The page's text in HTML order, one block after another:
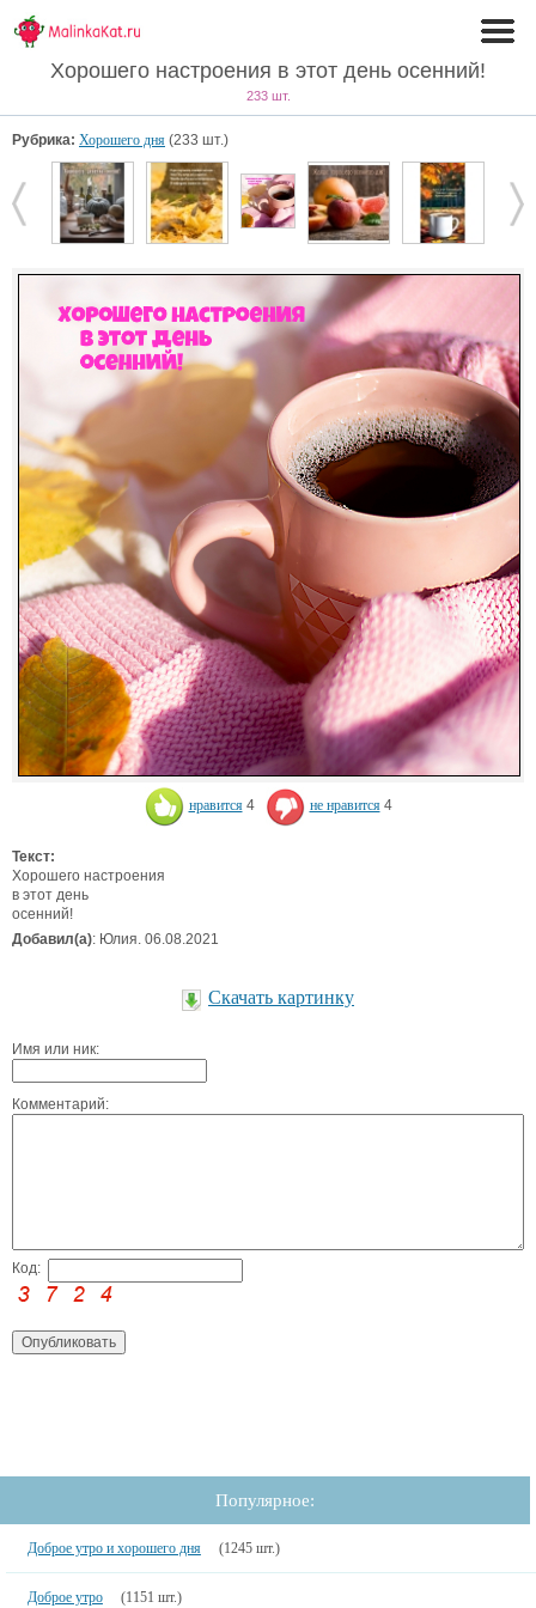
Хорошего настроения в этот день осенний!
233 шт.
Рубрика: Хорошего дня (233 шт.)
нравится 4 не нравится 4
Текст:
Хорошего настроения
в этот день
осенний!
Добавил(а): Юлия. 06.08.2021
Скачать картинку
Имя или ник:
Комментарий:
Код:
Популярное:
Доброе утро и хорошего дня (1245 шт.)
Доброе утро (1151 шт.)